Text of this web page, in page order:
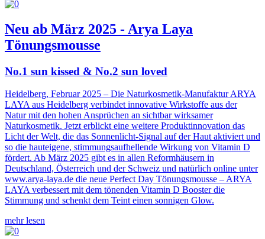
Neu ab März 2025 - Arya Laya
Tönungsmousse
No.1 sun kissed & No.2 sun loved
Heidelberg, Februar 2025 – Die Naturkosmetik-Manufaktur ARYA
LAYA aus Heidelberg verbindet innovative Wirkstoffe aus der
Natur mit den hohen Ansprüchen an sichtbar wirksamer
Naturkosmetik. Jetzt erblickt eine weitere Produktinnovation das
Licht der Welt, die das Sonnenlicht-Signal auf der Haut aktiviert und
so die hauteigene, stimmungsaufhellende Wirkung von Vitamin D
fördert. Ab März 2025 gibt es in allen Reformhäusern in
Deutschland, Österreich und der Schweiz und natürlich online unter
www.arya-laya.de die neue Perfect Day Tönungsmousse – ARYA
LAYA verbessert mit dem tönenden Vitamin D Booster die
Stimmung und schenkt dem Teint einen sonnigen Glow.
mehr lesen